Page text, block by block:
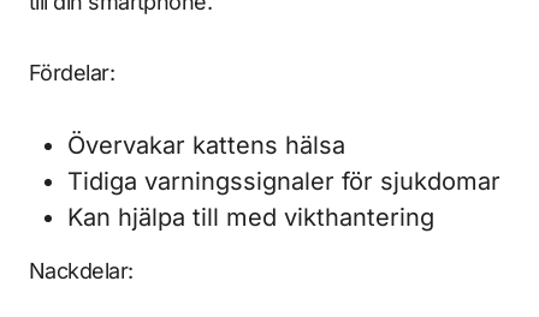
Fördelar:
Övervakar kattens hälsa
Tidiga varningssignaler för sjukdomar
Kan hjälpa till med vikthantering
Nackdelar: